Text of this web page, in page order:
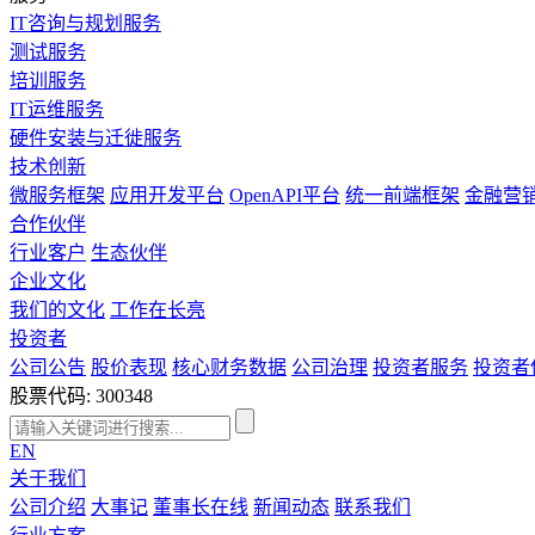
IT咨询与规划服务
测试服务
培训服务
IT运维服务
硬件安装与迁徙服务
技术创新
微服务框架 应用开发平台 OpenAPI平台 统一前端框架 金融营
合作伙伴
行业客户 生态伙伴
企业文化
我们的文化 工作在长亮
投资者
公司公告 股价表现 核心财务数据 公司治理 投资者服务 投资者
股票代码: 300348
EN
关于我们
公司介绍 大事记 董事长在线 新闻动态 联系我们